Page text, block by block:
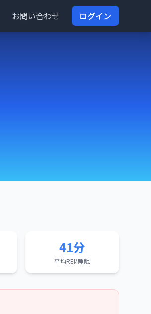
お問い合わせ ログイン
41分
平均REM睡眠